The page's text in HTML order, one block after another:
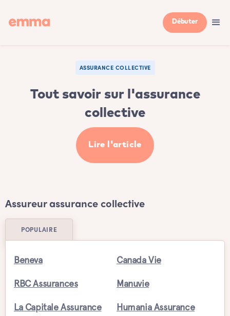
Débuter
ASSURANCE COLLECTIVE
Tout savoir sur l'assurance
collective
Lire l'article
Assureur assurance collective
POPULAIRE
Beneva Canada Vie
RBC Assurances Manuvie
La Capitale Assurance Humania Assurance